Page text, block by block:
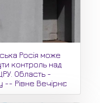
Росія може
контроль над
Область -
-- Рівне Вечірнє